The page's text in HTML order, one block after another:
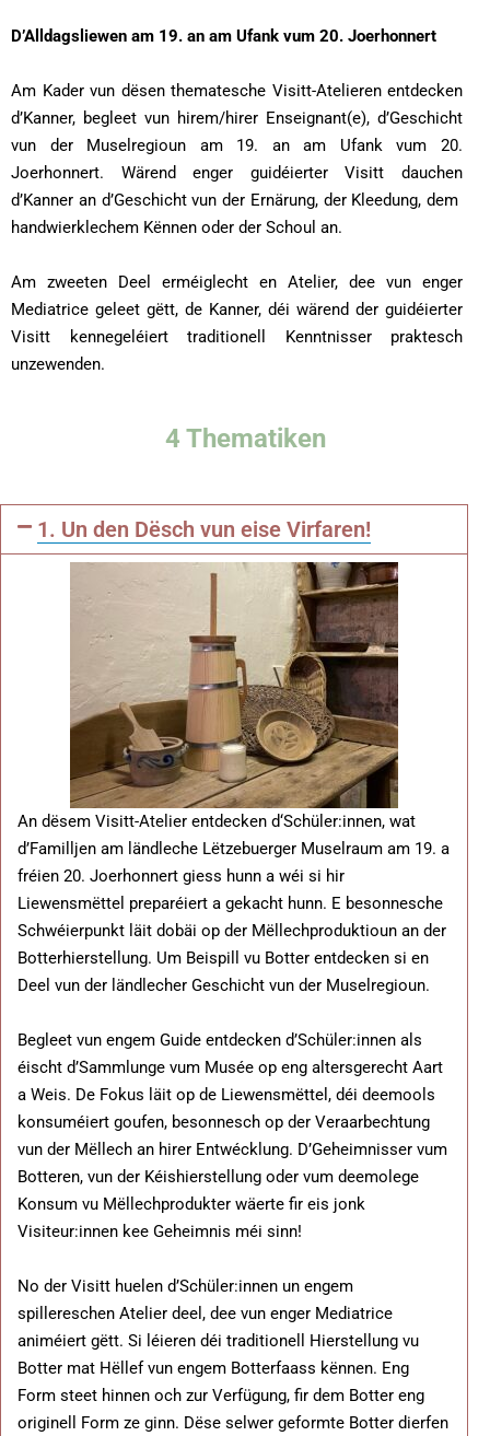
D’Alldagsliewen am 19. an am Ufank vum 20. Joerhonnert
Am Kader vun dësen thematesche Visitt-Atelieren entdecken
d’Kanner, begleet vun hirem/hirer Enseignant(e), d’Geschicht
vun der Muselregioun am 19. an am Ufank vum 20.
Joerhonnert. Wärend enger guidéierter Visitt dauchen
d’Kanner an d’Geschicht vun der Ernärung, der Kleedung, dem
handwierklechem Kënnen oder der Schoul an.
Am zweeten Deel erméiglecht en Atelier, dee vun enger
Mediatrice geleet gëtt, de Kanner, déi wärend der guidéierter
Visitt kennegeléiert traditionell Kenntnisser praktesch
unzewenden.
4 Thematiken
1. Un den Dësch vun eise Virfaren!
An dësem Visitt-Atelier entdecken d‘Schüler:innen, wat
d’Familljen am ländleche Lëtzebuerger Muselraum am 19. a
fréien 20. Joerhonnert giess hunn a wéi si hir
Liewensmëttel preparéiert a gekacht hunn. E besonnesche
Schwéierpunkt läit dobäi op der Mëllechproduktioun an der
Botterhierstellung. Um Beispill vu Botter entdecken si en
Deel vun der ländlecher Geschicht vun der Muselregioun.
Begleet vun engem Guide entdecken d’Schüler:innen als
éischt d’Sammlunge vum Musée op eng altersgerecht Aart
a Weis. De Fokus läit op de Liewensmëttel, déi deemools
konsuméiert goufen, besonnesch op der Veraarbechtung
vun der Mëllech an hirer Entwécklung. D’Geheimnisser vum
Botteren, vun der Kéishierstellung oder vum deemolege
Konsum vu Mëllechprodukter wäerte fir eis jonk
Visiteur:innen kee Geheimnis méi sinn!
No der Visitt huelen d’Schüler:innen un engem
spillereschen Atelier deel, dee vun enger Mediatrice
animéiert gëtt. Si léieren déi traditionell Hierstellung vu
Botter mat Hëllef vun engem Botterfaass kënnen. Eng
Form steet hinnen och zur Verfügung, fir dem Botter eng
originell Form ze ginn. Dëse selwer geformte Botter dierfen